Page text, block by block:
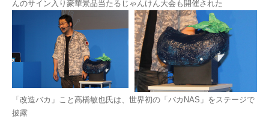
んのサイン入り豪華景品当たるじゃんけん大会も開催された
「改造バカ」こと高橋敏也氏は、世界初の「バカNAS」をステージで
披露